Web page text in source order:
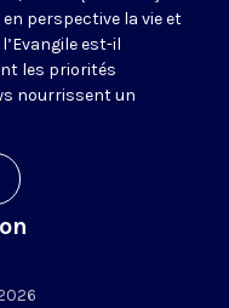
perspective la vie et
est-il
les priorités
nourrissent un